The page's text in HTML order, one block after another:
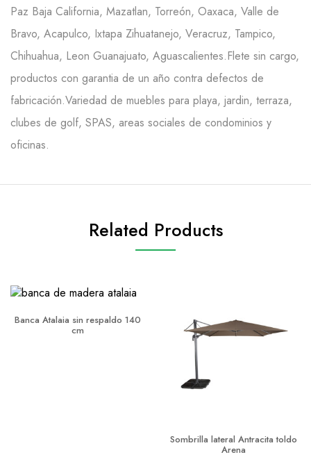
Paz Baja California, Mazatlan, Torreón, Oaxaca, Valle de
Bravo, Acapulco, Ixtapa Zihuatanejo, Veracruz, Tampico,
Chihuahua, Leon Guanajuato, Aguascalientes.Flete sin cargo,
productos con garantia de un año contra defectos de
fabricación.Variedad de muebles para playa, jardin, terraza,
clubes de golf, SPAS, areas sociales de condominios y
oficinas.
Related Products
Banca Atalaia sin respaldo 140
cm
Sombrilla lateral Antracita toldo
Arena